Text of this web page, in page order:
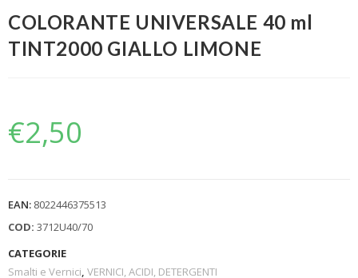
COLORANTE UNIVERSALE 40 ml
TINT2000 GIALLO LIMONE
€2,50
EAN: 8022446375513
COD: 3712U40/70
CATEGORIE
Smalti e Vernici, VERNICI, ACIDI, DETERGENTI